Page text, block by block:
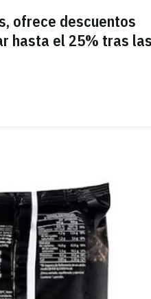
ofrece descuentos
hasta el 25% tras las